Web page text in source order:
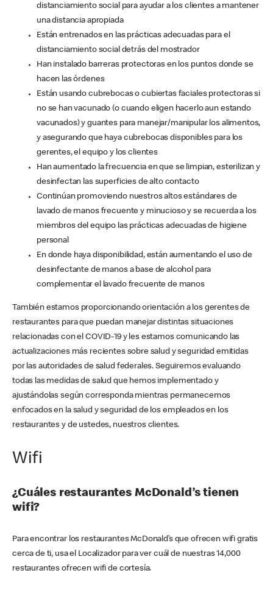
distanciamiento social para ayudar a los clientes a mantener
una distancia apropiada
Están entrenados en las prácticas adecuadas para el
distanciamiento social detrás del mostrador
Han instalado barreras protectoras en los puntos donde se
hacen las órdenes
Están usando cubrebocas o cubiertas faciales protectoras si
no se han vacunado (o cuando eligen hacerlo aun estando
vacunados) y guantes para manejar/manipular los alimentos,
y asegurando que haya cubrebocas disponibles para los
gerentes, el equipo y los clientes
Han aumentado la frecuencia en que se limpian, esterilizan y
desinfectan las superficies de alto contacto
Continúan promoviendo nuestros altos estándares de
lavado de manos frecuente y minucioso y se recuerda a los
miembros del equipo las prácticas adecuadas de higiene
personal
En donde haya disponibilidad, están aumentando el uso de
desinfectante de manos a base de alcohol para
complementar el lavado frecuente de manos
También estamos proporcionando orientación a los gerentes de
restaurantes para que puedan manejar distintas situaciones
relacionadas con el COVID-19 y les estamos comunicando las
actualizaciones más recientes sobre salud y seguridad emitidas
por las autoridades de salud federales. Seguiremos evaluando
todas las medidas de salud que hemos implementado y
ajustándolas según corresponda mientras permanecemos
enfocados en la salud y seguridad de los empleados en los
restaurantes y de ustedes, nuestros clientes.
Wifi
¿Cuáles restaurantes McDonald’s tienen
wifi?
Para encontrar los restaurantes McDonald’s que ofrecen wifi gratis
cerca de ti, usa el Localizador para ver cuál de nuestras 14,000
restaurantes ofrecen wifi de cortesía.